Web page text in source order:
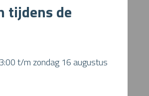
tijdens de
t/m zondag 16 augustus